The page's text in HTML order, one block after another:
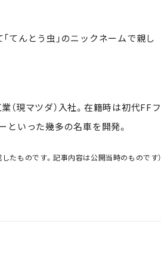
てんとう虫」のニックネームで親し
現マツダ）入社。在籍時は初代FFフ
といった幾多の名車を開発。
たものです。記事内容は公開当時のものです）